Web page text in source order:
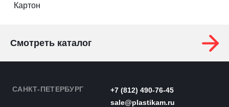
Картон
Смотреть каталог
САНКТ-ПЕТЕРБУРГ
+7 (812) 490-76-45
sale@plastikam.ru